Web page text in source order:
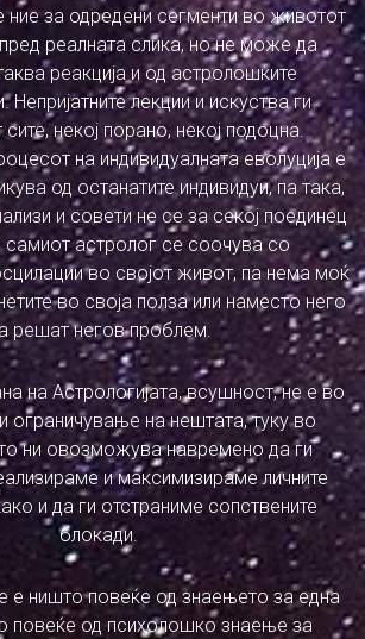
ние за одредени сегменти во животот
реалната слика, но не може да
реакција и од астролошките
Непријатните лекции и искуства ги
некој порано, некој подоцна.
на индивидуалната еволуција е
од останатите индивидуи, па така,
и совети не се за секој поединец
самиот астролог се соочува со
во својот живот, па нема моќ
во своја полза или наместо него
решат негов проблем.
на Астрологијата, всушност, не е во
ограничување на нештата, туку во
ни овозможува навремено да ги
и максимизираме личните
и да ги отстраниме сопствените
блокади.
е ништо повеќе од знаењето за една
повеќе од психолошко знаење за